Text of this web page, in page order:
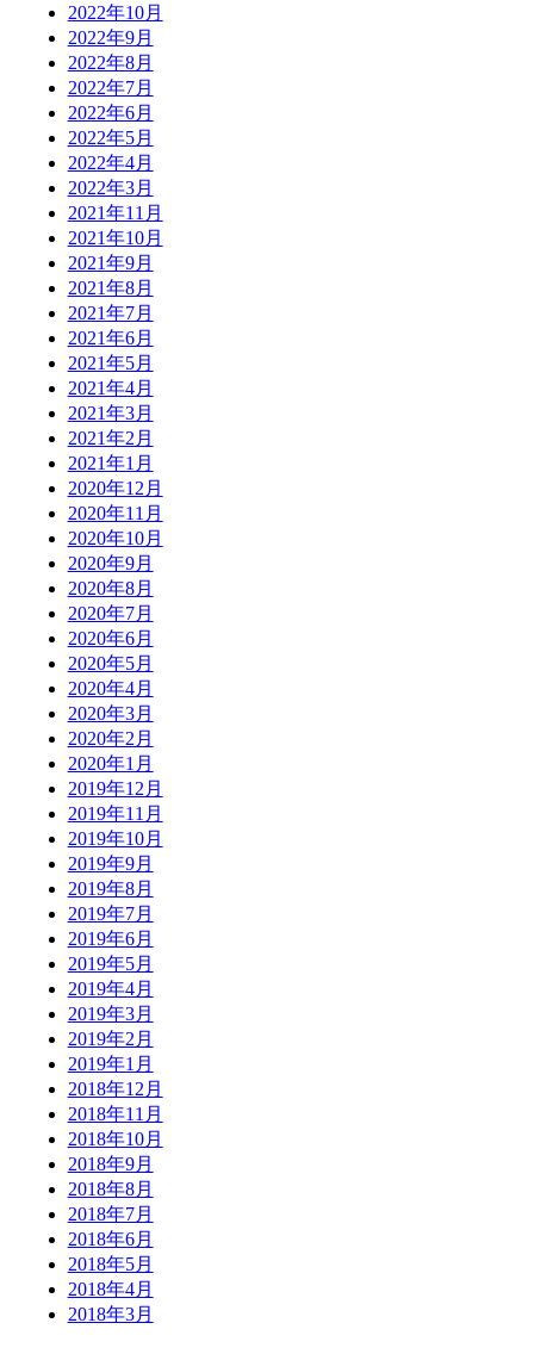
2022年10月
2022年9月
2022年8月
2022年7月
2022年6月
2022年5月
2022年4月
2022年3月
2021年11月
2021年10月
2021年9月
2021年8月
2021年7月
2021年6月
2021年5月
2021年4月
2021年3月
2021年2月
2021年1月
2020年12月
2020年11月
2020年10月
2020年9月
2020年8月
2020年7月
2020年6月
2020年5月
2020年4月
2020年3月
2020年2月
2020年1月
2019年12月
2019年11月
2019年10月
2019年9月
2019年8月
2019年7月
2019年6月
2019年5月
2019年4月
2019年3月
2019年2月
2019年1月
2018年12月
2018年11月
2018年10月
2018年9月
2018年8月
2018年7月
2018年6月
2018年5月
2018年4月
2018年3月